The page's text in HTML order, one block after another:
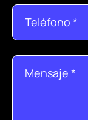
Teléfono *
Mensaje *